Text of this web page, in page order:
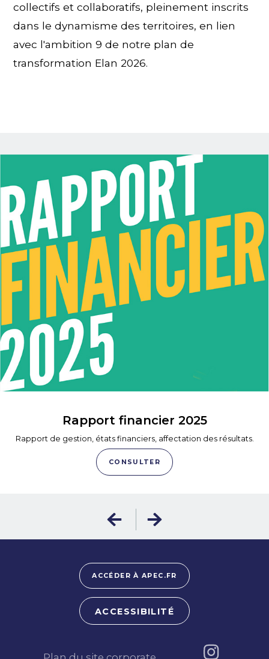
collectifs et collaboratifs, pleinement inscrits
dans le dynamisme des territoires, en lien
avec l'ambition 9 de notre plan de
transformation Elan 2026.
Rapport financier 2025
Rapport de gestion, états financiers, affectation des résultats.
CONSULTER
ACCÉDER À APEC.FR
ACCESSIBILITÉ